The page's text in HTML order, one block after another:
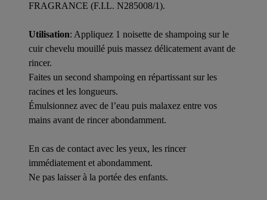
FRAGRANCE (F.I.L. N285008/1).
Utilisation: Appliquez 1 noisette de shampoing sur le
cuir chevelu mouillé puis massez délicatement avant de
rincer.
Faites un second shampoing en répartissant sur les
racines et les longueurs.
Émulsionnez avec de l’eau puis malaxez entre vos
mains avant de rincer abondamment.
En cas de contact avec les yeux, les rincer
immédiatement et abondamment.
Ne pas laisser à la portée des enfants.